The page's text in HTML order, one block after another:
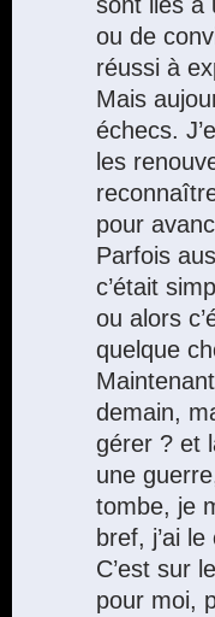
ou de
réussi à
Mais
échecs.
les
pour
Parfois
c’était
ou alors
quelque
demain,
gérer ? et
une
tombe, je
bref, j’ai le
C’est sur
pour moi,